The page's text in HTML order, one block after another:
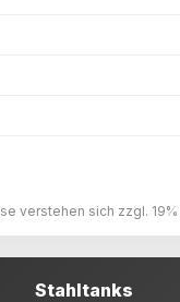
verstehen sich zzgl. 19%
Stahltanks